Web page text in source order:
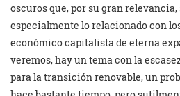
oscuros que, por su gran
especialmente lo relacionado con
económico capitalista de eterna
veremos, hay un tema con la
para la transición renovable, un